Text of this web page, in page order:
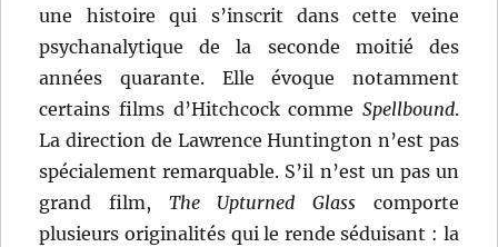
une histoire qui s’inscrit dans cette veine
psychanalytique de la seconde moitié des
années quarante. Elle évoque notamment
certains films d’Hitchcock comme Spellbound.
La direction de Lawrence Huntington n’est pas
spécialement remarquable. S’il n’est un pas un
grand film, The Upturned Glass comporte
plusieurs originalités qui le rende séduisant : la